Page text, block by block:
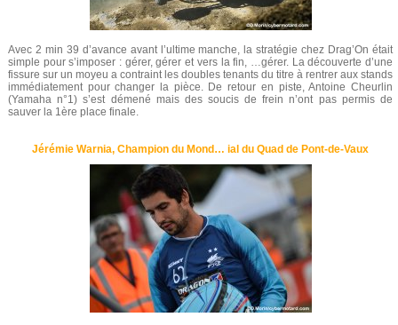
Avec 2 min 39 d’avance avant l’ultime manche, la stratégie chez Drag’On était
simple pour s’imposer : gérer, gérer et vers la fin, …gérer. La découverte d’une
fissure sur un moyeu a contraint les doubles tenants du titre à rentrer aux stands
immédiatement pour changer la pièce. De retour en piste, Antoine Cheurlin
(Yamaha n°1) s’est démené mais des soucis de frein n’ont pas permis de
sauver la 1ère place finale.
Jérémie Warnia, Champion du Mond… ial du Quad de Pont-de-Vaux